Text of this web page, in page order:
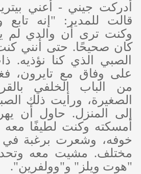
أدركت جيني - أعني
قالت للمدير: "إنه
وكنت ترى أن والدي لم
كان صحيحًا. حتى أنني
الصبي الذي كنا نؤذيه.
على وفاق مع تايرون،
من الباب الخلفي
الصغيرة، ورأيت ذلك
إلى المنزل. حاول أن
أمسكته وكنت لطيفًا
خوفه، وشعرت برغبة
مختلف. مشيت معه
"هوت ويلز" و"وولفرين".